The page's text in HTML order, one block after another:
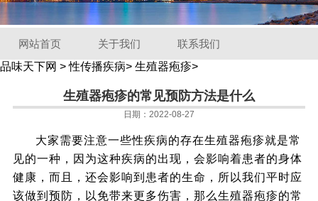
网站首页 关于我们
联系我们
品味天下网 >性传播疾病> 生殖器疱疹>
生殖器疱疹的常见预防方法是什么
日期：2022-08-27
大家需要注意一些性疾病的存在生殖器疱疹就是常
见的一种，因为这种疾病的出现，会影响着患者的身体
健康，而且，还会影响到患者的生命，所以我们平时应
该做到预防，以免带来更多伤害，那么生殖器疱疹的常